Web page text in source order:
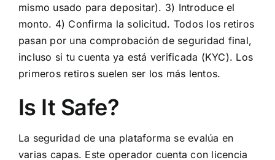
mismo usado para depositar). 3) Introduce el
monto. 4) Confirma la solicitud. Todos los retiros
pasan por una comprobación de seguridad final,
incluso si tu cuenta ya está verificada (KYC). Los
primeros retiros suelen ser los más lentos.
Is It Safe?
La seguridad de una plataforma se evalúa en
varias capas. Este operador cuenta con licencia